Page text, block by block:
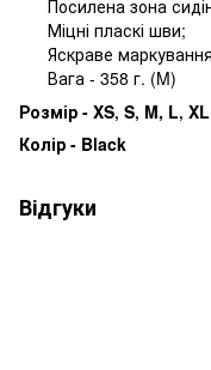
Посилена зона
Міцні пласкі шви;
Яскраве
Вага - 358 г. (M)
Розмір - XS‚ S‚ M, L‚ XL
Колір - Black
Відгуки